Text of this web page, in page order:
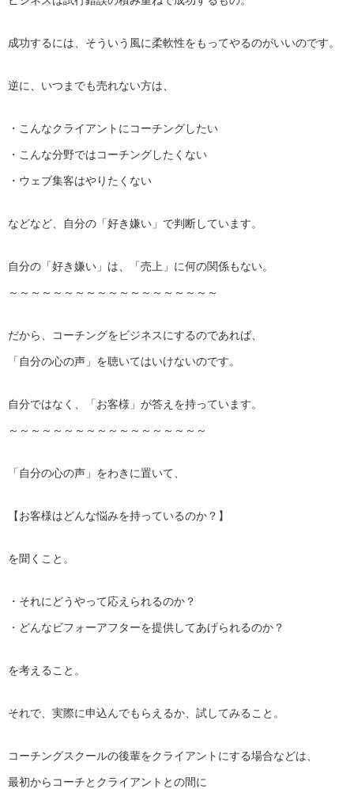
成功するには、そういう風に柔軟性をもってやるのがいいのです。
逆に、いつまでも売れない方は、
・こんなクライアントにコーチングしたい
・こんな分野ではコーチングしたくない
・ウェブ集客はやりたくない
などなど、自分の「好き嫌い」で判断しています。
自分の「好き嫌い」は、「売上」に何の関係もない。
～～～～～～～～～～～～～～～～～～～
だから、コーチングをビジネスにするのであれば、
「自分の心の声」を聴いてはいけないのです。
自分ではなく、「お客様」が答えを持っています。
～～～～～～～～～～～～～～～～～～
「自分の心の声」をわきに置いて、
【お客様はどんな悩みを持っているのか？】
を聞くこと。
・それにどうやって応えられるのか？
・どんなビフォーアフターを提供してあげられるのか？
を考えること。
それで、実際に申込んでもらえるか、試してみること。
コーチングスクールの後輩をクライアントにする場合などは、
最初からコーチとクライアントとの間に